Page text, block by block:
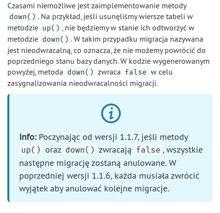
Czasami niemożliwe jest zaimplementowanie metody
down() . Na przykład, jeśli usunęliśmy wiersze tabeli w
metodzie up() , nie będziemy w stanie ich odtworzyć w
metodzie down() . W takim przypadku migracja nazywana
jest nieodwracalną, co oznacza, że nie możemy powrócić do
poprzedniego stanu bazy danych. W kodzie wygenerowanym
powyżej, metoda down() zwraca false w celu
zasygnalizowania nieodwracalności migracji.
Info:Poczynając od wersji 1.1.7, jeśli metody
up() oraz down() zwracają false , wszystkie
następne migrację zostaną anulowane. W
poprzedniej wersji 1.1.6, każda musiała zwrócić
wyjątek aby anulować kolejne migracje.